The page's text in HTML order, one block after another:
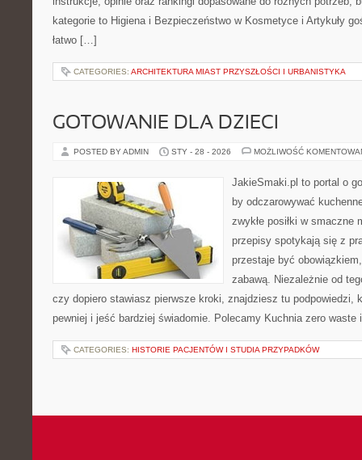
kategorie to Higiena i Bezpieczeństwo w Kosmetyce i Artykuły
łatwo […]
CATEGORIES: ARCHITEKTURA MIAST PRZYSZŁOŚCI I URBANISTYKA
GOTOWANIE DLA DZIECI
POSTED BY ADMIN STY - 28 - 2026 MOŻLIWOŚĆ
JakieSmaki.pl to portal o
by odczarowywać
zwykłe posiłki w smaczne
przepisy spotykają się z
przestaje być
zabawą. Niezależnie od
czy dopiero stawiasz pierwsze kroki, znajdziesz tu podpowiedzi,
pewniej i jeść bardziej świadomie. Polecamy Kuchnia zero
CATEGORIES: HISTORIE PACJENTÓW I STUDIA PRZYPADKÓW